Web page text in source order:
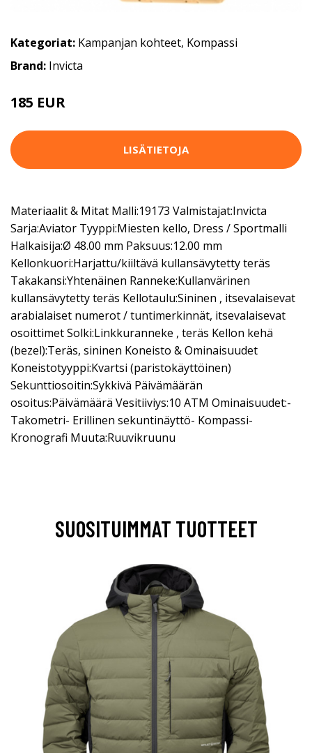
Kategoriat: Kampanjan kohteet, Kompassi
Brand: Invicta
185 EUR
LISÄTIETOJA
Materiaalit & Mitat Malli:19173 Valmistajat:Invicta
Sarja:Aviator Tyyppi:Miesten kello, Dress / Sportmalli
Halkaisija:Ø 48.00 mm Paksuus:12.00 mm
Kellonkuori:Harjattu/kiiltävä kullansävytetty teräs
Takakansi:Yhtenäinen Ranneke:Kullanvärinen
kullansävytetty teräs Kellotaulu:Sininen , itsevalaisevat
arabialaiset numerot / tuntimerkinnät, itsevalaisevat
osoittimet Solki:Linkkuranneke , teräs Kellon kehä
(bezel):Teräs, sininen Koneisto & Ominaisuudet
Koneistotyyppi:Kvartsi (paristokäyttöinen)
Sekunttiosoitin:Sykkivä Päivämäärän
osoitus:Päivämäärä Vesitiiviys:10 ATM Ominaisuudet:-
Takometri- Erillinen sekuntinäyttö- Kompassi-
Kronografi Muuta:Ruuvikruunu
SUOSITUIMMAT TUOTTEET